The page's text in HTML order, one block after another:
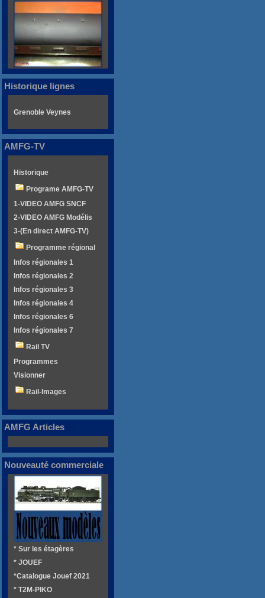
Historique lignes
Grenoble Veynes
AMFG-TV
Historique
Programe AMFG-TV
1-VIDEO AMFG SNCF
2-VIDEO AMFG Modélis
3-(En direct AMFG-TV)
Programme régional
Infos régionales 1
Infos régionales 2
Infos régionales 3
Infos régionales 4
Infos régionales 6
Infos régionales 7
Rail TV
Programmes
Visionner
Rail-Images
AMFG Articles
Nouveauté commerciale
* Sur les étagères
* JOUEF
*Catalogue Jouef 2021
* T2M-PIKO